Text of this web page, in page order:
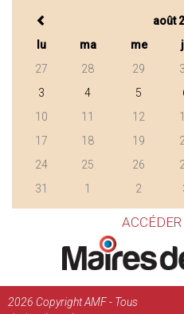
août
lu
ma me
27
28 29
3
4 5
10
11 12
17
18 19
24
25 26
31
1 2
2026 Copyright AMF - Tous